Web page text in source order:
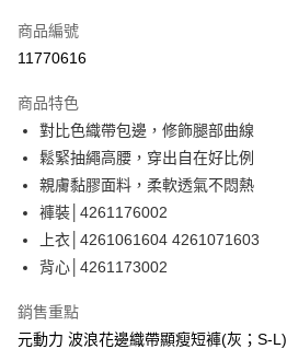
合作金庫商業銀行
上海商業儲蓄銀行
臺灣中小企業銀行
匯豐（台灣）商業銀行
聯邦商業銀行
元大商業銀行
玉山商業銀行
台新國際商業銀行
台灣樂天信用卡公司
超商取貨付款
LINE Pay
Apple Pay
街口支付
悠遊付
Google Pay
全盈+PAY
大哥付你分期
相關說明
商品編號
11770616
商品特色
對比色織帶包邊，修飾腿部曲線
鬆緊抽繩高腰，穿出自在好比例
親膚黏膠面料，柔軟透氣不悶熱
褲裝│4261176002
上衣│4261061604 4261071603
背心│4261173002
銷售重點
元動力 波浪花邊織帶顯瘦短褲(灰；S-L)